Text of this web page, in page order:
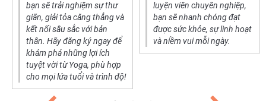
bạn sẽ trải nghiệm sự thư
giãn, giải tỏa căng thẳng và
kết nối sâu sắc với bản
thân. Hãy đăng ký ngay để
khám phá những lợi ích
tuyệt vời từ Yoga, phù hợp
cho mọi lứa tuổi và trình độ!
luyện viên chuyên nghiệp,
bạn sẽ nhanh chóng đạt
được sức khỏe, sự linh hoạt
và niềm vui mỗi ngày.